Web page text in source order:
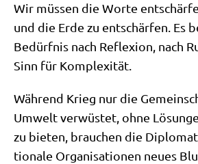
Wir müs­sen die Wor­te
und die Erde zu ent­schär­fen. Es
Bedürf­nis nach Refle­xi­on, nach
Sinn für Komplexität.
Wäh­rend Krieg nur die
Umwelt ver­wü­stet, ohne
zu bie­ten, brau­chen die
tio­na­le Orga­ni­sa­tio­nen neu­es